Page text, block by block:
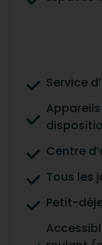
Service
Centre
Tous les
Petit-